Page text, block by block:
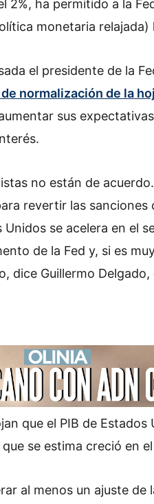
2%, ha permitido a la
monetaria relajada)
el presidente de la
normalización de la
sus
no están de
revertir las
Unidos se acelera en el
de la Fed y, si es
dice Guillermo
que el PIB de
se estima creció en
al menos un ajuste de